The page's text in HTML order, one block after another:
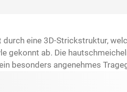
eine 3D-Strickstruktur,
gekonnt ab. Die
besonders angenehmes